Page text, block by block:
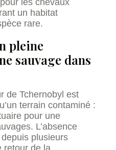
pleine
sauvage dans
de Tchernobyl est
terrain contaminé :
pour une
L’absence
plusieurs
retour de la